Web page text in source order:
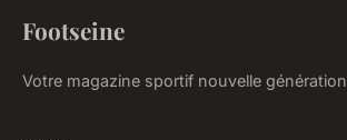
Footseine
Votre magazine sportif nouvelle génération